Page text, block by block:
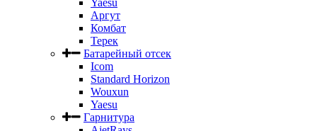
Yaesu
Аргут
Комбат
Терек
Батарейный отсек
Icom
Standard Horizon
Wouxun
Yaesu
Гарнитура